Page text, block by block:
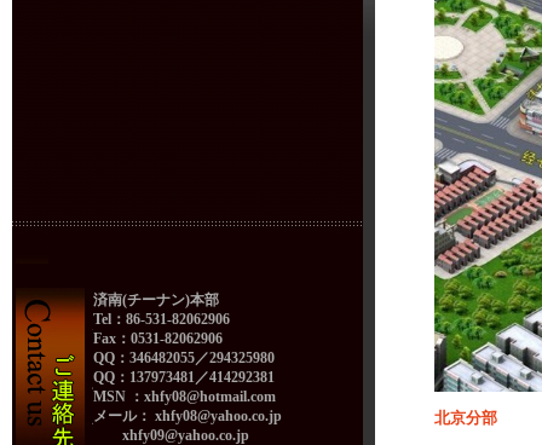
済南(チーナン)本部
Tel：86-531-82062906
Fax：0531-82062906
QQ：346482055／294325980
QQ：137973481／414292381
MSN ： xhfy08@hotmail.com
メール： xhfy08@yahoo.co.jp
xhfy09@yahoo.co.jp
北京分部